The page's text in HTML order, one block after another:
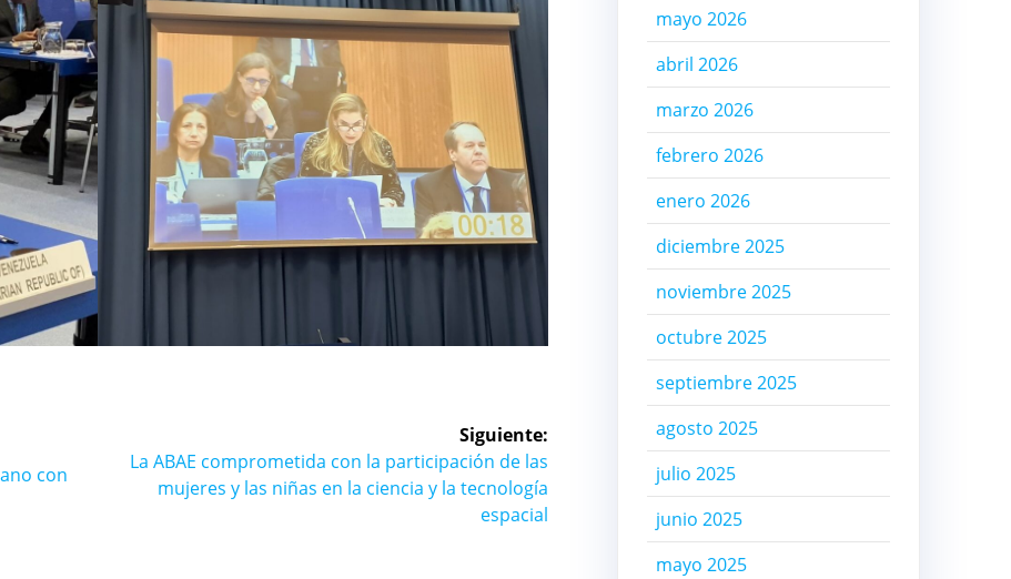
con
Siguiente:
Siguiente
entrada:
La ABAE comprometida con la participación de las
mujeres y las niñas en la ciencia y la tecnología
espacial
mayo 2026
abril 2026
marzo 2026
febrero 2026
enero 2026
diciembre 2025
noviembre 2025
octubre 2025
septiembre 2025
agosto 2025
julio 2025
junio 2025
mayo 2025